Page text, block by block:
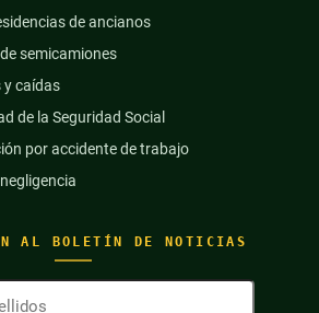
AL BOLETÍN DE NOTICIAS
Nombre
de ancianos
semicamiones
y caídas
de la Seguridad Social
por accidente de trabajo